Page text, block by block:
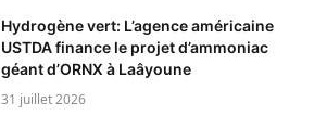
Hydrogène vert: L’agence américaine
USTDA finance le projet d’ammoniac
géant d’ORNX à Laâyoune
31 juillet 2026